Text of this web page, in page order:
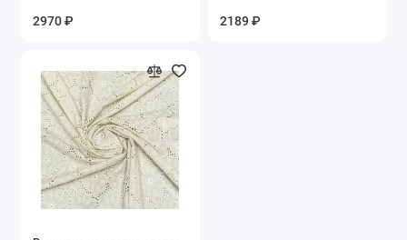
2970 ₽ 2189 ₽